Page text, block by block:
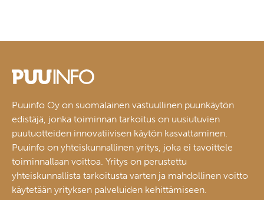
Puuinfo Oy on suomalainen vastuullinen puunkäytön
edistäjä, jonka toiminnan tarkoitus on uusiutuvien
puutuotteiden innovatiivisen käytön kasvattaminen.
Puuinfo on yhteiskunnallinen yritys, joka ei tavoittele
toiminnallaan voittoa. Yritys on perustettu
yhteiskunnallista tarkoitusta varten ja mahdollinen voitto
käytetään yrityksen palveluiden kehittämiseen.